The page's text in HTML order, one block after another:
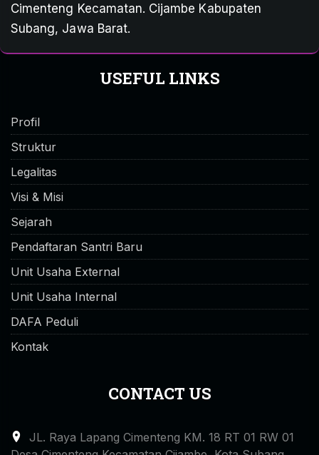
Cimenteng Kecamatan. Cijambe Kabupaten
Subang, Jawa Barat.
USEFUL LINKS
Profil
Struktur
Legalitas
Visi & Misi
Sejarah
Pendaftaran Santri Baru
Unit Usaha External
Unit Usaha Internal
DAFA Peduli
Kontak
CONTACT US
JL. Raya Lapang Cimenteng KM. 18 RT 01 RW 01